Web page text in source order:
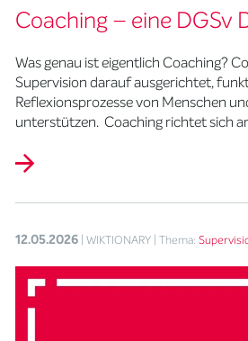
Coaching – eine DGSv
Was genau ist eigentlich Coaching?
Supervision darauf ausgerichtet,
Reflexionsprozesse von Menschen
unterstützen. Coaching richtet sich
12.05.2026 | WIKTIONARY | Thema: